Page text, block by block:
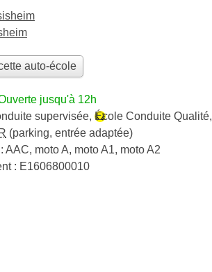
auto-école
jusqu'à 12h
supervisée, École Conduite Qualité,
(parking, entrée adaptée)
AAC, moto A, moto A1, moto A2
: E1606800010